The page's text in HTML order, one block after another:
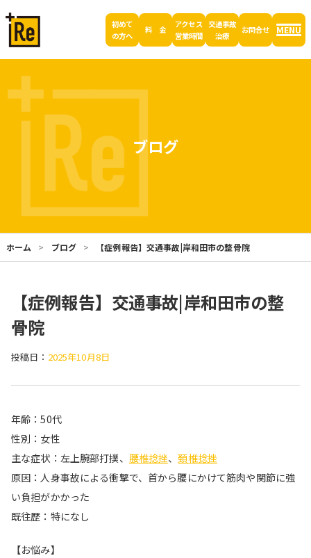
初めて
の方へ
料 金
アクセス
営業時間
交通事故
治療
お問合せ MENU
ブログ
ホーム ブログ 【症例報告】交通事故|岸和田市の整骨院
【症例報告】交通事故|岸和田市の整
骨院
投稿日： 2025年10月8日
年齢：50代
性別：女性
主な症状：左上腕部打撲、 腰椎捻挫、頚椎捻挫
原因：人身事故による衝撃で、首から腰にかけて筋肉や関節に強
い負担がかかった
既往歴：特になし
【お悩み】